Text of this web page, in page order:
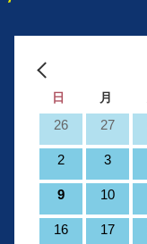
日 月
26 27
2 3
9 10
16 17